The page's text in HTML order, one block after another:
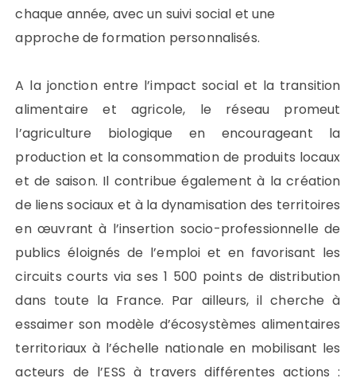
chaque année, avec un suivi social et une
approche de formation personnalisés.
A la jonction entre l’impact social et la transition
alimentaire et agricole, le réseau promeut
l’agriculture biologique en encourageant la
production et la consommation de produits locaux
et de saison. Il contribue également à la création
de liens sociaux et à la dynamisation des territoires
en œuvrant à l’insertion socio-professionnelle de
publics éloignés de l’emploi et en favorisant les
circuits courts via ses 1 500 points de distribution
dans toute la France. Par ailleurs, il cherche à
essaimer son modèle d’écosystèmes alimentaires
territoriaux à l’échelle nationale en mobilisant les
acteurs de l’ESS à travers différentes actions :